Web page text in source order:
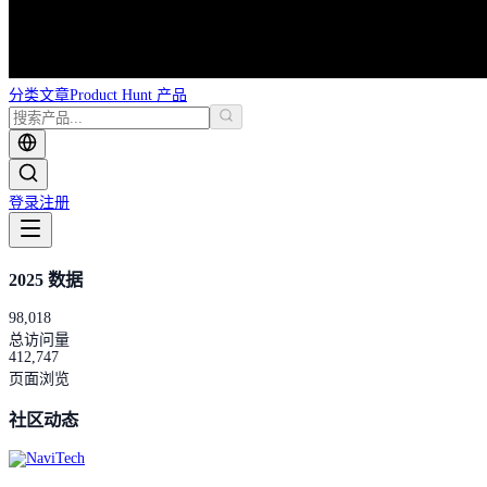
分类文章Product Hunt 产品
登录注册
2025 数据
98,018
总访问量
412,747
页面浏览
社区动态